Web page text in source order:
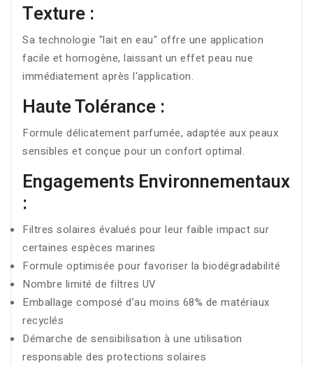
Texture :
Sa technologie "lait en eau" offre une application
facile et homogène, laissant un effet peau nue
immédiatement après l'application.
Haute Tolérance :
Formule délicatement parfumée, adaptée aux peaux
sensibles et conçue pour un confort optimal.
Engagements Environnementaux
:
Filtres solaires évalués pour leur faible impact sur
certaines espèces marines
Formule optimisée pour favoriser la biodégradabilité
Nombre limité de filtres UV
Emballage composé d’au moins 68% de matériaux
recyclés
Démarche de sensibilisation à une utilisation
responsable des protections solaires